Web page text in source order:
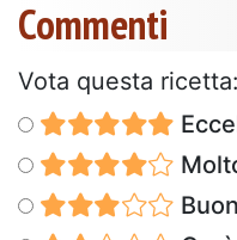
Commenti
Vota questa ricetta: